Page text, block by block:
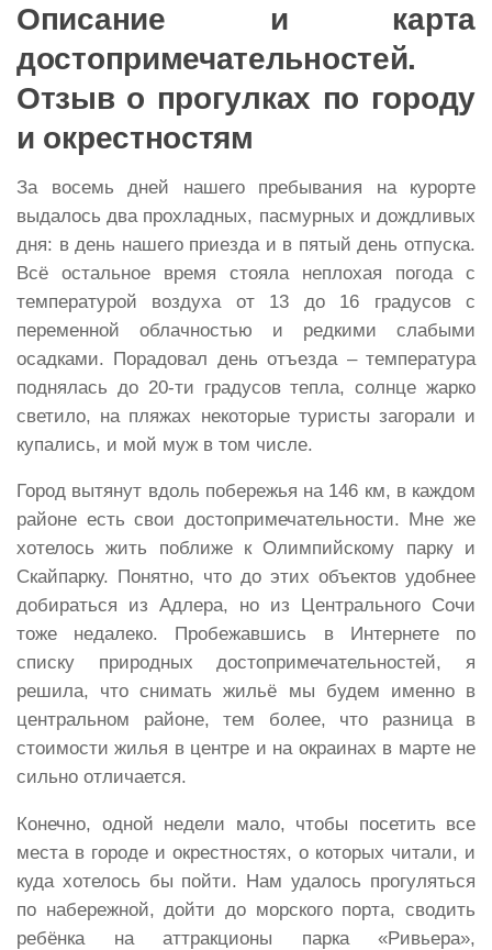
Описание и карта
достопримечательностей.
Отзыв о прогулках по городу
и окрестностям
За восемь дней нашего пребывания на курорте
выдалось два прохладных, пасмурных и дождливых
дня: в день нашего приезда и в пятый день отпуска.
Всё остальное время стояла неплохая погода с
температурой воздуха от 13 до 16 градусов с
переменной облачностью и редкими слабыми
осадками. Порадовал день отъезда – температура
поднялась до 20-ти градусов тепла, солнце жарко
светило, на пляжах некоторые туристы загорали и
купались, и мой муж в том числе.
Город вытянут вдоль побережья на 146 км, в каждом
районе есть свои достопримечательности. Мне же
хотелось жить поближе к Олимпийскому парку и
Скайпарку. Понятно, что до этих объектов удобнее
добираться из Адлера, но из Центрального Сочи
тоже недалеко. Пробежавшись в Интернете по
списку природных достопримечательностей, я
решила, что снимать жильё мы будем именно в
центральном районе, тем более, что разница в
стоимости жилья в центре и на окраинах в марте не
сильно отличается.
Конечно, одной недели мало, чтобы посетить все
места в городе и окрестностях, о которых читали, и
куда хотелось бы пойти. Нам удалось прогуляться
по набережной, дойти до морского порта, сводить
ребёнка на аттракционы парка «Ривьера»,